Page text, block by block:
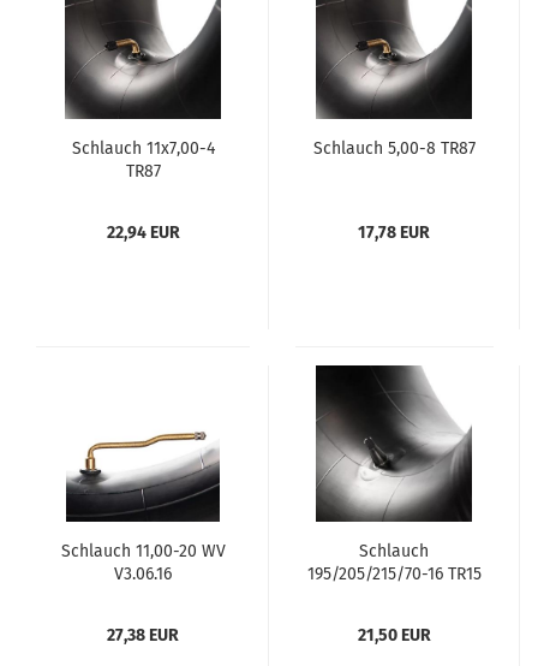
Schlauch 11x7,00-4
TR87
22,94 EUR
Schlauch 5,00-8 TR87
17,78 EUR
Schlauch 11,00-20 WV
V3.06.16
27,38 EUR
Schlauch
195/205/215/70-16 TR15
21,50 EUR